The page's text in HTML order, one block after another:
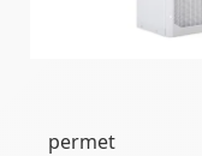
permet